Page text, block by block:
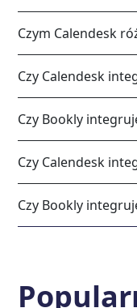
Czym Calendesk
Czy Calendesk
Czy Bookly
Czy Calendesk
Czy Bookly